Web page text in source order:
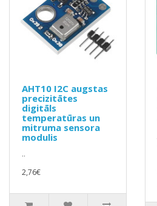
AHT10 I2C augstas
precizitātes
digitāls
temperatūras un
mitruma sensora
modulis
..
2,76€